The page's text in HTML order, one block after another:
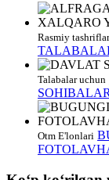
Rasmiy tashriflar
Talabalar uchun
Otm E'lonlari